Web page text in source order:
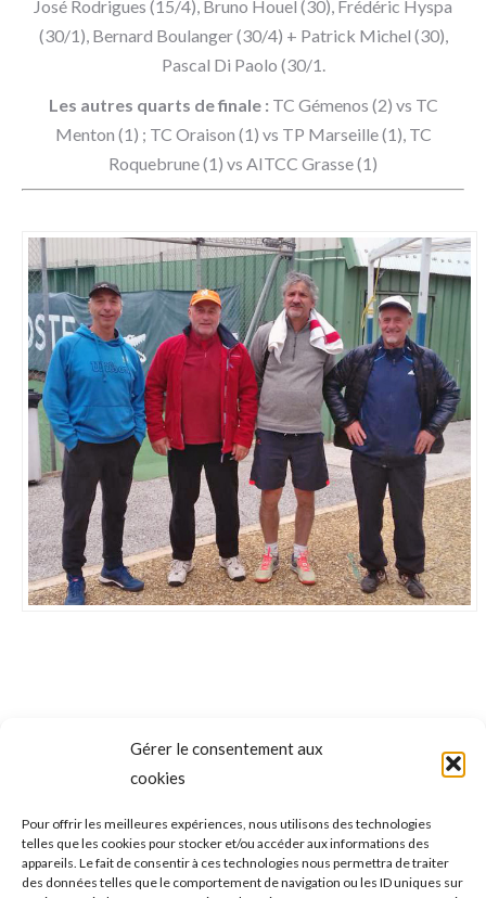
Gérer le consentement aux
cookies
Pour offrir les meilleures expériences, nous utilisons des technologies
telles que les cookies pour stocker et/ou accéder aux informations des
appareils. Le fait de consentir à ces technologies nous permettra de traiter
des données telles que le comportement de navigation ou les ID uniques sur
José Rodrigues (15/4), Bruno Houel (30), Frédéric Hyspa
(30/1), Bernard Boulanger (30/4) + Patrick Michel (30),
Pascal Di Paolo (30/1.
Les autres quarts de finale : TC Gémenos (2) vs TC
Menton (1) ; TC Oraison (1) vs TP Marseille (1), TC
Roquebrune (1) vs AITCC Grasse (1)
NAVIGATION
DE
COMMENTAIRE
ONGLET PRÉCÉDENT
Onglet
précédent
Tennis de table : intermède Critérium
fédéral entre deux tours de championnat par
équipes